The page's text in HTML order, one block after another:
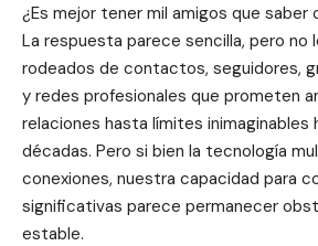
¿Es mejor tener mil amigos que saber
La respuesta parece sencilla, pero no
rodeados de contactos, seguidores,
y redes profesionales que prometen
relaciones hasta límites inimaginables
décadas. Pero si bien la tecnología
conexiones, nuestra capacidad para
significativas parece permanecer
estable.